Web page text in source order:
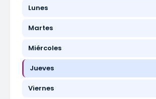
Lunes
Martes
Miércoles
Jueves
Viernes